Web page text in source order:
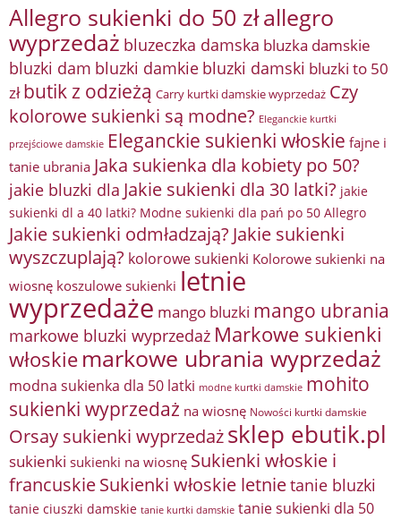
Allegro sukienki do 50 złallegro
wyprzedaż bluzeczka damska bluzka damskie
bluzki dam bluzki damkie bluzki damski bluzki to 50
zł butik z odzieżą Carry kurtki damskie wyprzedaż Czy
kolorowe sukienki są modne? Eleganckie kurtki
przejściowe damskie Eleganckie sukienki włoskie fajne i
tanie ubrania Jaka sukienka dla kobiety po 50?
jakie bluzki dla Jakie sukienki dla 30 latki? jakie
sukienki dl a 40 latki? Modne sukienki dla pań po 50 Allegro
Jakie sukienki odmładzają? Jakie sukienki
wyszczuplają? kolorowe sukienki Kolorowe sukienki na
wiosnę koszulowe sukienki letnie
wyprzedaże mango bluzki mango ubrania
markowe bluzki wyprzedaż Markowe sukienki
włoskie markowe ubrania wyprzedaż
modna sukienka dla 50 latki modne kurtki damskie mohito
sukienki wyprzedaż na wiosnę Nowości kurtki damskie
Orsay sukienki wyprzedażsklep ebutik.pl
sukienki sukienki na wiosnę Sukienki włoskie i
francuskieSukienki włoskie letnietanie bluzki
tanie ciuszki damskie tanie kurtki damskie tanie sukienki dla 50